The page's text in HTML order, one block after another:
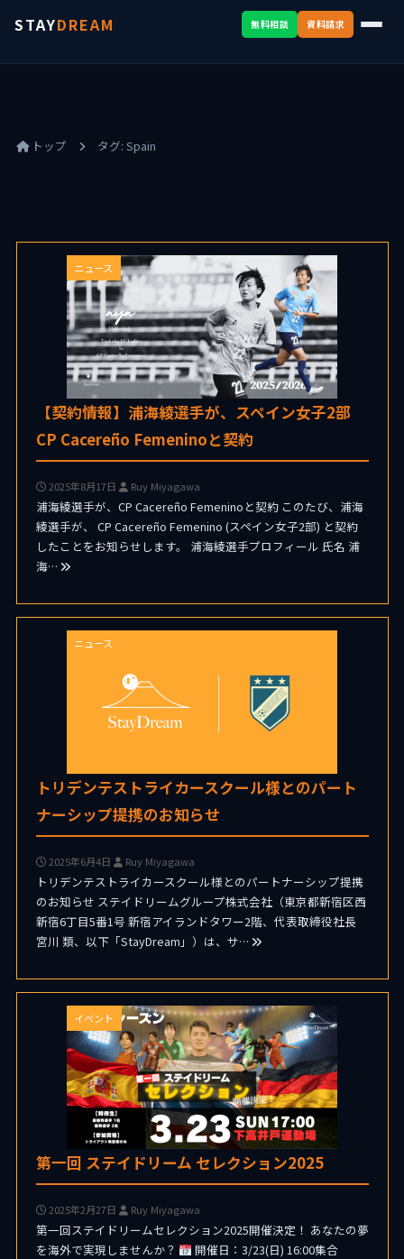
STAYDREAM 無料相談 資料請求
トップ タグ: Spain
ニュース
【契約情報】浦海綾選手が、スペイン女子2部
CP Cacereño Femeninoと契約
2025年8月17日 Ruy Miyagawa
浦海綾選手が、CP Cacereño Femeninoと契約 このたび、浦海
綾選手が、 CP Cacereño Femenino (スペイン女子2部) と契約
したことをお知らせします。 浦海綾選手プロフィール 氏名 浦
海…
ニュース
トリデンテストライカースクール様とのパート
ナーシップ提携のお知らせ
2025年6月4日 Ruy Miyagawa
トリデンテストライカースクール様とのパートナーシップ提携
のお知らせ ステイドリームグループ株式会社（東京都新宿区西
新宿6丁目5番1号 新宿アイランドタワー2階、代表取締役社長
宮川 類、以下「StayDream」）は、サ…
イベント
第一回 ステイドリーム セレクション2025
2025年2月27日 Ruy Miyagawa
第一回ステイドリームセレクション2025開催決定！ あなたの夢
を海外で実現しませんか？
開催日：3/23(日) 16:00集合